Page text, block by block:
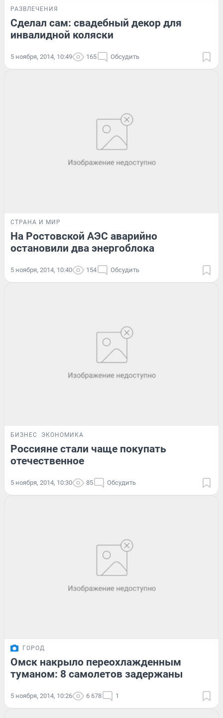
РАЗВЛЕЧЕНИЯ
Сделал сам: свадебный декор для
инвалидной коляски
5 ноября, 2014, 10:49 165 Обсудить
СТРАНА И МИР
На Ростовской АЭС аварийно
остановили два энергоблока
5 ноября, 2014, 10:40 154 Обсудить
БИЗНЕС ЭКОНОМИКА
Россияне стали чаще покупать
отечественное
5 ноября, 2014, 10:30 85 Обсудить
ГОРОД
Омск накрыло переохлажденным
туманом: 8 самолетов задержаны
5 ноября, 2014, 10:26 6 678 1